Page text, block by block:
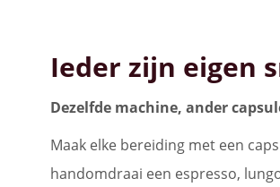
Ieder zijn eigen
Dezelfde machine, ander
Maak elke bereiding met een
handomdraai een espresso,